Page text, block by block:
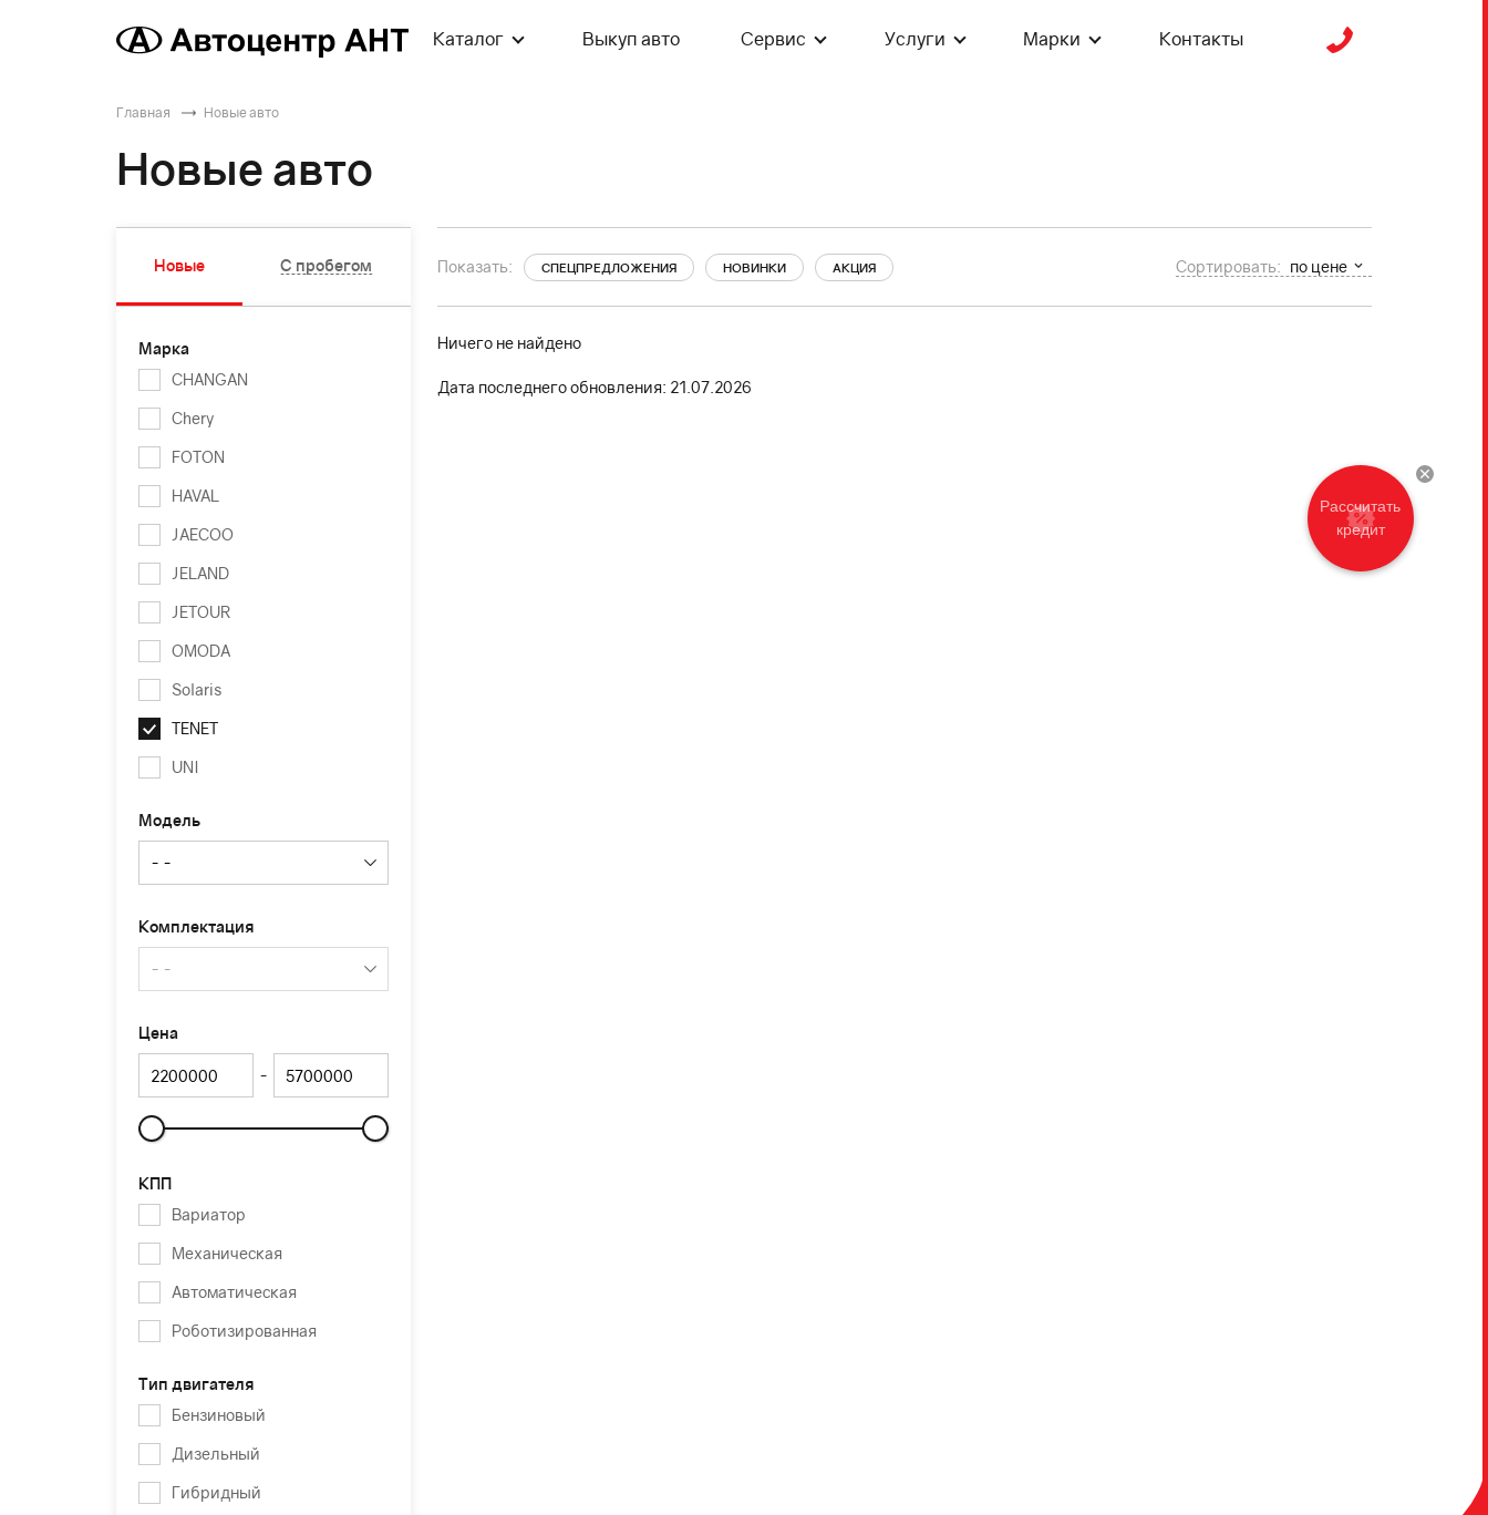
Каталог Выкуп авто Сервис Услуги Марки Контакты
Главная Новые авто
Новые авто
Новые С пробегом
Марка
CHANGAN
Chery
FOTON
HAVAL
JAECOO
JELAND
JETOUR
OMODA
Solaris
TENET
UNI
Модель
Комплектация
Цена
-
КПП
Вариатор
Механическая
Автоматическая
Роботизированная
Тип двигателя
Бензиновый
Дизельный
Гибридный
Показать: СПЕЦПРЕДЛОЖЕНИЯ НОВИНКИ АКЦИЯ Сортировать: по цене
Ничего не найдено
Дата последнего обновления: 21.07.2026
Рассчитать
кредит